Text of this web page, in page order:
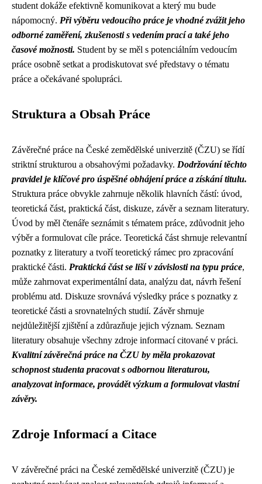
student dokáže efektivně komunikovat a který mu bude
nápomocný. Při výběru vedoucího práce je vhodné zvážit jeho
odborné zaměření, zkušenosti s vedením prací a také jeho
časové možnosti. Student by se měl s potenciálním vedoucím
práce osobně setkat a prodiskutovat své představy o tématu
práce a očekávané spolupráci.
Struktura a Obsah Práce
Závěrečné práce na České zemědělské univerzitě (ČZU) se řídí
striktní strukturou a obsahovými požadavky. Dodržování těchto
pravidel je klíčové pro úspěšné obhájení práce a získání titulu.
Struktura práce obvykle zahrnuje několik hlavních částí: úvod,
teoretická část, praktická část, diskuze, závěr a seznam literatury.
Úvod by měl čtenáře seznámit s tématem práce, zdůvodnit jeho
výběr a formulovat cíle práce. Teoretická část shrnuje relevantní
poznatky z literatury a tvoří teoretický rámec pro zpracování
praktické části. Praktická část se liší v závislosti na typu práce,
může zahrnovat experimentální data, analýzu dat, návrh řešení
problému atd. Diskuze srovnává výsledky práce s poznatky z
teoretické části a srovnatelných studií. Závěr shrnuje
nejdůležitější zjištění a zdůrazňuje jejich význam. Seznam
literatury obsahuje všechny zdroje informací citované v práci.
Kvalitní závěrečná práce na ČZU by měla prokazovat
schopnost studenta pracovat s odbornou literaturou,
analyzovat informace, provádět výzkum a formulovat vlastní
závěry.
Zdroje Informací a Citace
V závěrečné práci na České zemědělské univerzitě (ČZU) je